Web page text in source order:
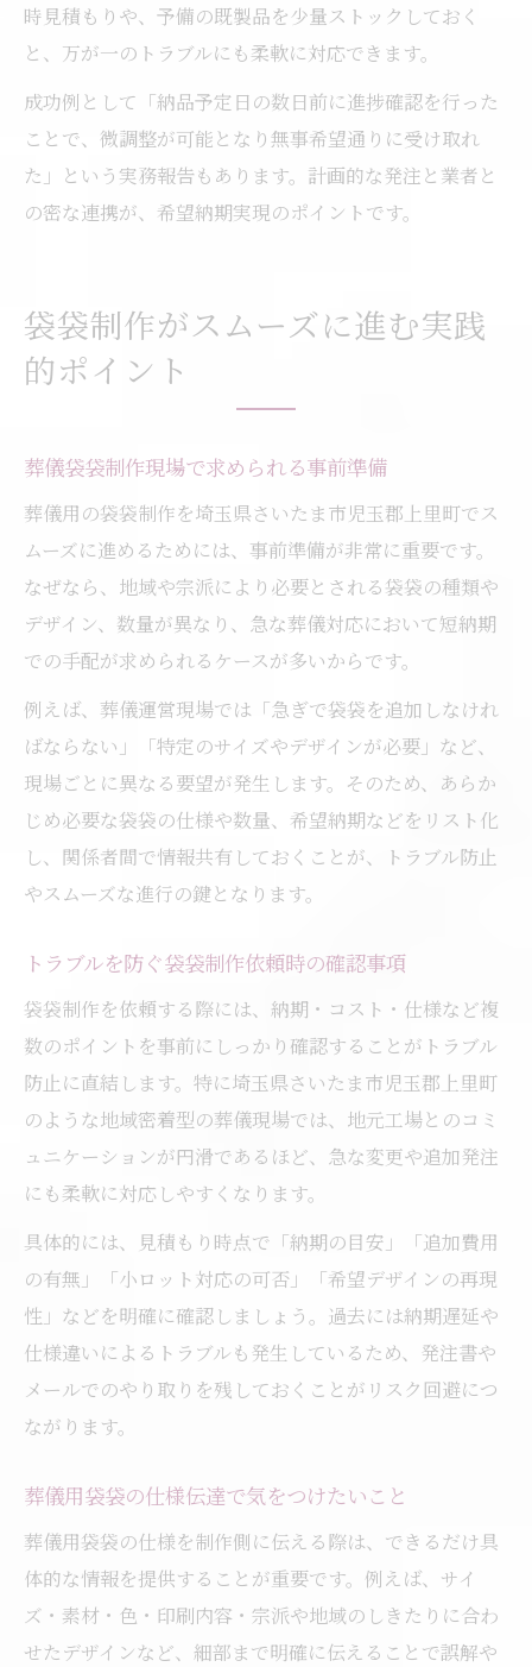
時見積もりや、予備の既製品を少量ストックしておく
と、万が一のトラブルにも柔軟に対応できます。
成功例として「納品予定日の数日前に進捗確認を行った
ことで、微調整が可能となり無事希望通りに受け取れ
た」という実務報告もあります。計画的な発注と業者と
の密な連携が、希望納期実現のポイントです。
袋袋制作がスムーズに進む実践
的ポイント
葬儀袋袋制作現場で求められる事前準備
葬儀用の袋袋制作を埼玉県さいたま市児玉郡上里町でス
ムーズに進めるためには、事前準備が非常に重要です。
なぜなら、地域や宗派により必要とされる袋袋の種類や
デザイン、数量が異なり、急な葬儀対応において短納期
での手配が求められるケースが多いからです。
例えば、葬儀運営現場では「急ぎで袋袋を追加しなけれ
ばならない」「特定のサイズやデザインが必要」など、
現場ごとに異なる要望が発生します。そのため、あらか
じめ必要な袋袋の仕様や数量、希望納期などをリスト化
し、関係者間で情報共有しておくことが、トラブル防止
やスムーズな進行の鍵となります。
トラブルを防ぐ袋袋制作依頼時の確認事項
袋袋制作を依頼する際には、納期・コスト・仕様など複
数のポイントを事前にしっかり確認することがトラブル
防止に直結します。特に埼玉県さいたま市児玉郡上里町
のような地域密着型の葬儀現場では、地元工場とのコミ
ュニケーションが円滑であるほど、急な変更や追加発注
にも柔軟に対応しやすくなります。
具体的には、見積もり時点で「納期の目安」「追加費用
の有無」「小ロット対応の可否」「希望デザインの再現
性」などを明確に確認しましょう。過去には納期遅延や
仕様違いによるトラブルも発生しているため、発注書や
メールでのやり取りを残しておくことがリスク回避につ
ながります。
葬儀用袋袋の仕様伝達で気をつけたいこと
葬儀用袋袋の仕様を制作側に伝える際は、できるだけ具
体的な情報を提供することが重要です。例えば、サイ
ズ・素材・色・印刷内容・宗派や地域のしきたりに合わ
せたデザインなど、細部まで明確に伝えることで誤解や